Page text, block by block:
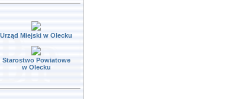
Urząd Miejski w Olecku
Starostwo Powiatowe
w Olecku